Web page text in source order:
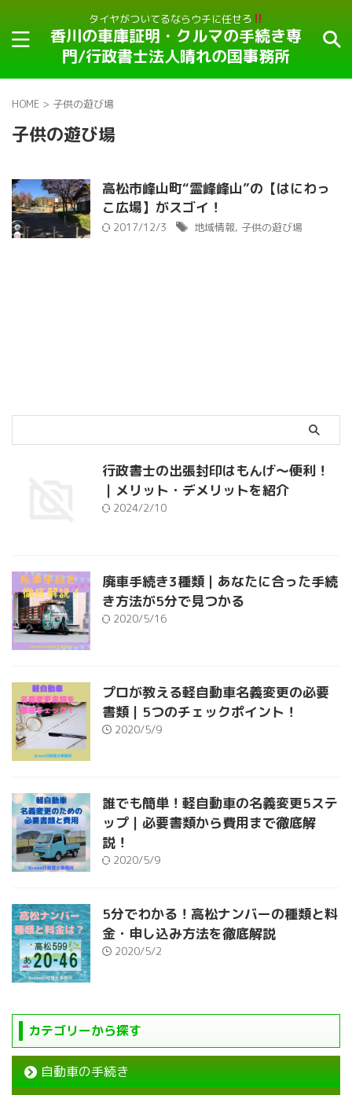
タイヤがついてるならウチに任せろ
香川の車庫証明・クルマの手続き専
門/行政書士法人晴れの国事務所
HOME > 子供の遊び場
子供の遊び場
高松市峰山町“霊峰峰山”の【はにわっ
こ広場】がスゴイ！
2017/12/3 地域情報, 子供の遊び場
行政書士の出張封印はもんげ～便利！
｜メリット・デメリットを紹介
2024/2/10
廃車手続き3種類｜あなたに合った手続
き方法が5分で見つかる
2020/5/16
プロが教える軽自動車名義変更の必要
書類｜5つのチェックポイント！
2020/5/9
誰でも簡単！軽自動車の名義変更5ステ
ップ｜必要書類から費用まで徹底解
説！
2020/5/9
5分でわかる！高松ナンバーの種類と料
金・申し込み方法を徹底解説
2020/5/2
カテゴリーから探す
自動車の手続き